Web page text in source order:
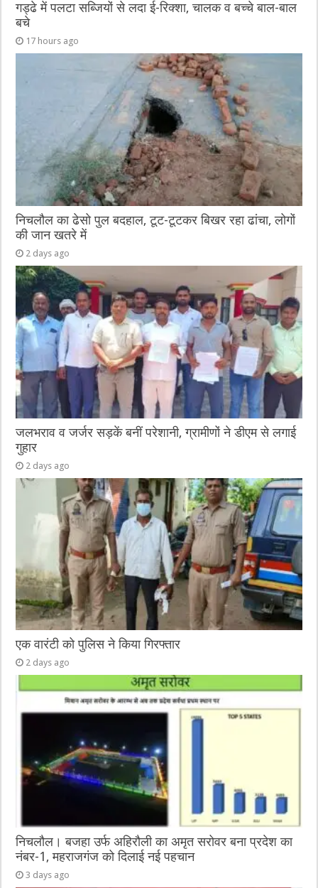
गड्ढे में पलटा सब्जियों से लदा ई-रिक्शा, चालक व बच्चे बाल-बाल
बचे
17 hours ago
निचलौल का ढेसो पुल बदहाल, टूट-टूटकर बिखर रहा ढांचा, लोगों
की जान खतरे में
2 days ago
जलभराव व जर्जर सड़कें बनीं परेशानी, ग्रामीणों ने डीएम से लगाई
गुहार
2 days ago
एक वारंटी को पुलिस ने किया गिरफ्तार
2 days ago
निचलौल। बजहा उर्फ अहिरौली का अमृत सरोवर बना प्रदेश का
नंबर-1, महराजगंज को दिलाई नई पहचान
3 days ago